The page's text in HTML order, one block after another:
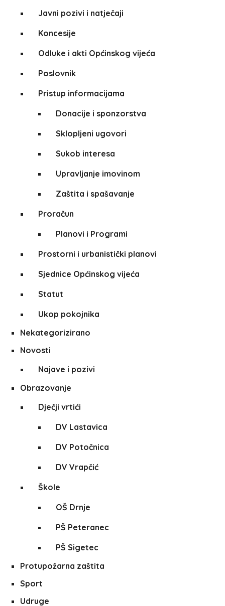
Javni pozivi i natječaji
Koncesije
Odluke i akti Općinskog vijeća
Poslovnik
Pristup informacijama
Donacije i sponzorstva
Sklopljeni ugovori
Sukob interesa
Upravljanje imovinom
Zaštita i spašavanje
Proračun
Planovi i Programi
Prostorni i urbanistički planovi
Sjednice Općinskog vijeća
Statut
Ukop pokojnika
Nekategorizirano
Novosti
Najave i pozivi
Obrazovanje
Dječji vrtići
DV Lastavica
DV Potočnica
DV Vrapčić
Škole
OŠ Drnje
PŠ Peteranec
PŠ Sigetec
Protupožarna zaštita
Sport
Udruge